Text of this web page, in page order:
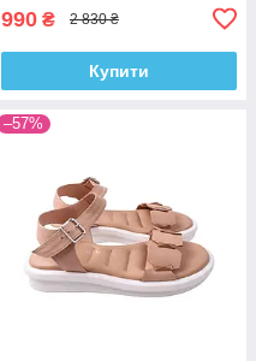
990 ₴ 2 830 ₴
Купити
–57%